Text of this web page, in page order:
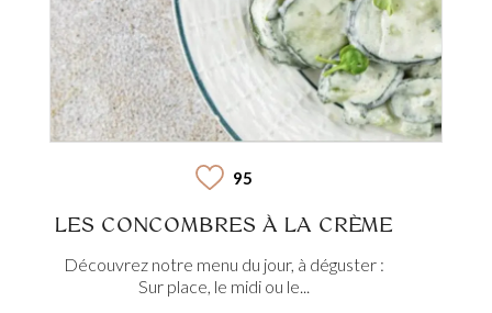
95
LES CONCOMBRES À LA CRÈME
Découvrez notre menu du jour, à déguster :
Sur place, le midi ou le...